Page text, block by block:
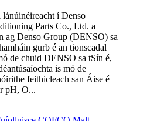
lánúinéireacht í Denso
Parts Co., Ltd. a
ag Denso Group (DENSO) sa
gurb é an tionscadal
de chuid DENSO sa tSín é,
is mó de
feithicleach san Áise é
pH, O...